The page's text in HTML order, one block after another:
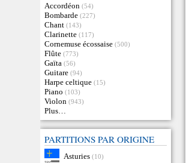
Accordéon (54)
Bombarde (227)
Chant (143)
Clarinette (117)
Cornemuse écossaise (500)
Flûte (773)
Gaïta (56)
Guitare (94)
Harpe celtique (15)
Piano (103)
Violon (943)
Plus…
PARTITIONS PAR ORIGINE
Asturies (10)